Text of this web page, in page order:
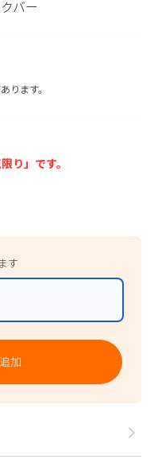
バー
ります。
り」です。
す
加